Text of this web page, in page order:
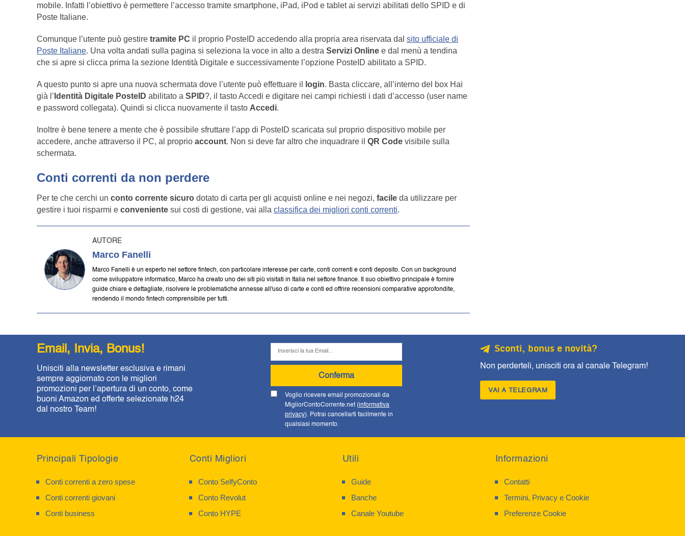
mobile. Infatti l’obiettivo è permettere l’accesso tramite smartphone, iPad, iPod e tablet ai servizi abilitati dello SPID e di
Poste Italiane.
Comunque l’utente può gestire tramite PC il proprio PosteID accedendo alla propria area riservata dal sito ufficiale di
Poste Italiane. Una volta andati sulla pagina si seleziona la voce in alto a destra Servizi Online e dal menù a tendina
che si apre si clicca prima la sezione Identità Digitale e successivamente l’opzione PosteID abilitato a SPID.
A questo punto si apre una nuova schermata dove l’utente può effettuare il login. Basta cliccare, all’interno del box Hai
già l’ Identità Digitale PosteID abilitato a SPID?, il tasto Accedi e digitare nei campi richiesti i dati d’accesso (user name
e password collegata). Quindi si clicca nuovamente il tasto Accedi.
Inoltre è bene tenere a mente che è possibile sfruttare l’app di PosteID scaricata sul proprio dispositivo mobile per
accedere, anche attraverso il PC, al proprio account. Non si deve far altro che inquadrare il QR Code visibile sulla
schermata.
Conti correnti da non perdere
Per te che cerchi un conto corrente sicuro dotato di carta per gli acquisti online e nei negozi, facile da utilizzare per
gestire i tuoi risparmi e conveniente sui costi di gestione, vai alla classifica dei migliori conti correnti.
AUTORE
Marco Fanelli
Marco Fanelli è un esperto nel settore fintech, con particolare interesse per carte, conti correnti e conti deposito. Con un background
come sviluppatore informatico, Marco ha creato uno dei siti più visitati in Italia nel settore finance. Il suo obiettivo principale è fornire
guide chiare e dettagliate, risolvere le problematiche annesse all'uso di carte e conti ed offrire recensioni comparative approfondite,
rendendo il mondo fintech comprensibile per tutti.
Email, Invia, Bonus!
Unisciti alla newsletter esclusiva e rimani
sempre aggiornato con le migliori
promozioni per l’apertura di un conto, come
buoni Amazon ed offerte selezionate h24
dal nostro Team!
Conferma
Voglio ricevere email promozionali da
MigliorContoCorrente.net (informativa
privacy). Potrai cancellarti facilmente in
qualsiasi momento.
Sconti, bonus e novità?
Non perderteli, unisciti ora al canale Telegram!
VAI A TELEGRAM
Principali Tipologie
Conti correnti a zero spese
Conti correnti giovani
Conti business
Conti Migliori
Conto SelfyConto
Conto Revolut
Conto HYPE
Utili
Guide
Banche
Canale Youtube
Informazioni
Contatti
Termini, Privacy e Cookie
Preferenze Cookie